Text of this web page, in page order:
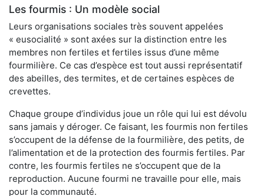
Les fourmis : Un modèle social
Leurs organisations sociales très souvent appelées
« eusocialité » sont axées sur la distinction entre les
membres non fertiles et fertiles issus d’une même
fourmilière. Ce cas d’espèce est tout aussi représentatif
des abeilles, des termites, et de certaines espèces de
crevettes.
Chaque groupe d’individus joue un rôle qui lui est dévolu
sans jamais y déroger. Ce faisant, les fourmis non fertiles
s’occupent de la défense de la fourmilière, des petits, de
l’alimentation et de la protection des fourmis fertiles. Par
contre, les fourmis fertiles ne s’occupent que de la
reproduction. Aucune fourmi ne travaille pour elle, mais
pour la communauté.